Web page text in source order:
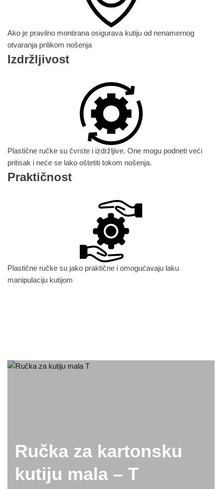
Ako je pravilno montirana osigurava kutiju od nenamernog
otvaranja prilikom nošenja
Izdržljivost
Plastične ručke su čvrste i izdržljive. One mogu podneti veći
pritisak i neće se lako oštetiti tokom nošenja.
Praktičnost
Plastične ručke su jako praktične i omogućavaju laku
manipulaciju kutijom
Ručka za kartonsku
kutiju mala – T